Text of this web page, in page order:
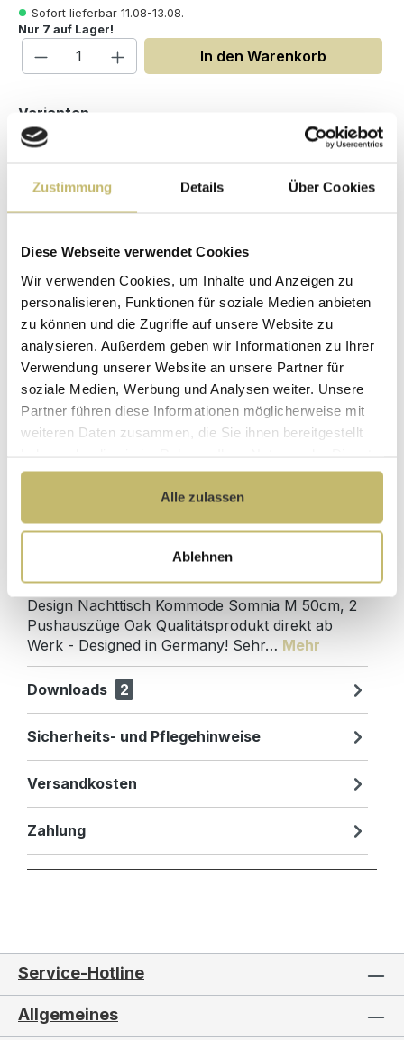
Zustimmung Details Über Cookies
Diese Webseite verwendet Cookies
Wir verwenden Cookies, um Inhalte und Anzeigen zu
personalisieren, Funktionen für soziale Medien anbieten
zu können und die Zugriffe auf unsere Website zu
analysieren. Außerdem geben wir Informationen zu Ihrer
Verwendung unserer Website an unsere Partner für
soziale Medien, Werbung und Analysen weiter. Unsere
Partner führen diese Informationen möglicherweise mit
weiteren Daten zusammen, die Sie ihnen bereitgestellt
gesammelt haben.
Alle zulassen
Ablehnen
Sofort lieferbar 11.08-13.08.
Nur 7 auf Lager!
Produkt Anzahl: Gib den
In den Warenkorb
Varianten
Hochwertige
Materialien
Herstellerpreis
ohne
Zwischenhändler
Kundenbetreuung
mit bester
Bewertung
Gut verpackt für
beschädigungsfreie
Lieferung
Designed in
Germany
1 Monat risikofreies
Rückgaberecht
Produktdetails
Design Nachttisch Kommode Somnia M 50cm, 2
Pushauszüge Oak Qualitätsprodukt direkt ab
Werk - Designed in Germany! Sehr… Mehr
Downloads 2
Sicherheits- und Pflegehinweise
Versandkosten
Zahlung
Service-Hotline
Allgemeines